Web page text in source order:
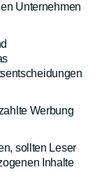
Unternehmen
Werbung
sollten Leser
Inhalte